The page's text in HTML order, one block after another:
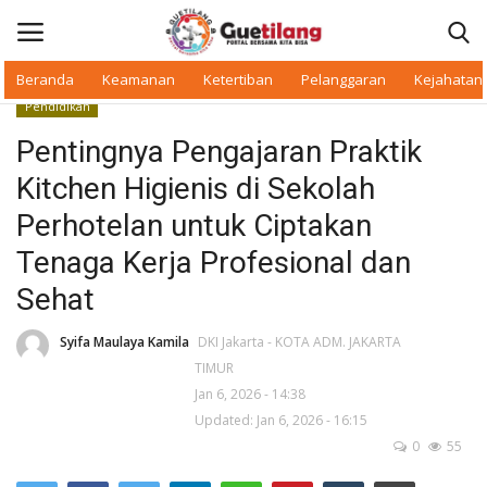
Beranda Keamanan Ketertiban Pelanggaran Kejahatan
Beranda
Daerah
Makan Bergizi
Warkop Digital
Pendidikan
Pentingnya Pengajaran Praktik
Kitchen Higienis di Sekolah
Perhotelan untuk Ciptakan
Tenaga Kerja Profesional dan
Sehat
Syifa Maulaya Kamila DKI Jakarta - KOTA ADM. JAKARTA
TIMUR
Jan 6, 2026 - 14:38
Updated: Jan 6, 2026 - 16:15
0
55